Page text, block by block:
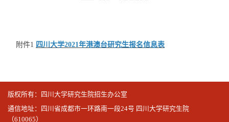
附件1 四川大学2021年港澳台研究生报名信息表
版权所有：四川大学研究生院招生办公室
通信地址：四川省成都市一环路南一段24号 四川大学研究生院
（610065）